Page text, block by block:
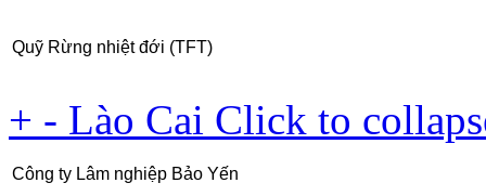
Quỹ Rừng nhiệt đới (TFT)
+ - Lào Cai Click to
Công ty Lâm nghiệp Bảo Yến